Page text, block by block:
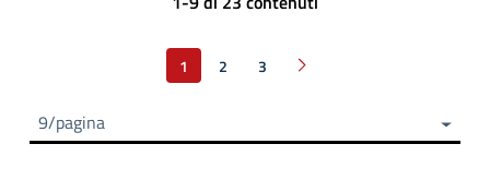
1 2 3 Pagina successiva
9/pagina